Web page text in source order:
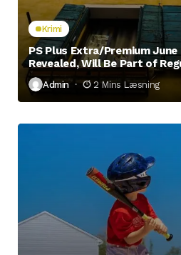
Krimi
PS Plus Extra/Premium June
Revealed, Will Be Part of
Admin 2 Mins Læsning